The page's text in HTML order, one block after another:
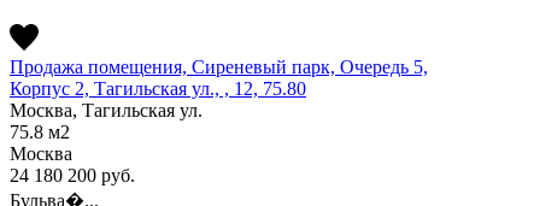
Продажа помещения, Сиреневый парк, Очередь 5,
Корпус 2, Тагильская ул., , 12, 75.80
Москва, Тагильская ул.
75.8 м2
Москва
24 180 200 руб.
Бульва�...